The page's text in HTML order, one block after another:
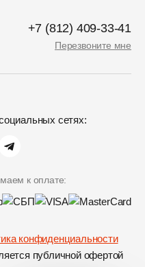
+7 (812) 409-33-41
Перезвоните мне
сетях:
к оплате:
конфиденциальности
публичной офертой